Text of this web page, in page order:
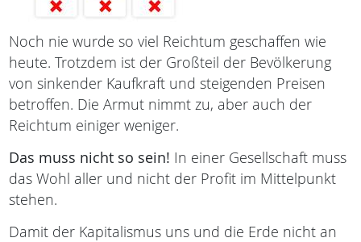
Noch nie wurde so viel Reichtum geschaffen wie
heute. Trotzdem ist der Großteil der Bevölkerung
von sinkender Kaufkraft und steigenden Preisen
betroffen. Die Armut nimmt zu, aber auch der
Reichtum einiger weniger.
Das muss nicht so sein! In einer Gesellschaft muss
das Wohl aller und nicht der Profit im Mittelpunkt
stehen.
Damit der Kapitalismus uns und die Erde nicht an